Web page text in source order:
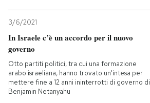
3/6/2021
In Israele c’è un accordo per il nuovo
governo
Otto partiti politici, tra cui una formazione
arabo israeliana, hanno trovato un'intesa per
mettere fine a 12 anni ininterrotti di governo di
Benjamin Netanyahu